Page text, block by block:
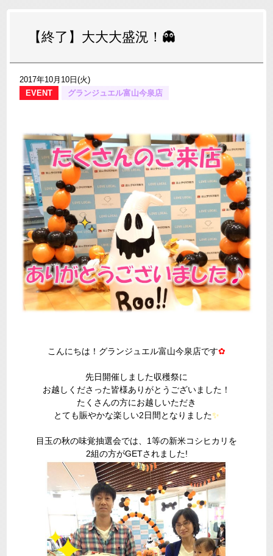
【終了】大大大盛況！👻
2017年10月10日(火)
EVENT
グランジュエル富山今泉店
こんにちは！グランジュエル富山今泉店です✿
先日開催しました収穫祭に
お越しくださった皆様ありがとうございました！
たくさんの方にお越しいただき
とても賑やかな楽しい2日間となりました✨
目玉の秋の味覚抽選会では、1等の新米コシヒカリを
2組の方がGETされました!